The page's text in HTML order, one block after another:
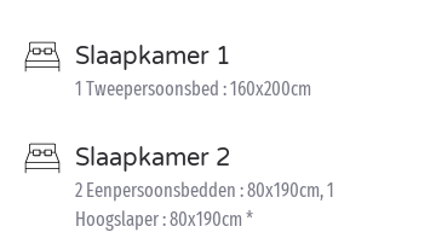
Slaapkamer 1
1 Tweepersoonsbed : 160x200cm
Slaapkamer 2
2 Eenpersoonsbedden : 80x190cm, 1
Hoogslaper : 80x190cm *